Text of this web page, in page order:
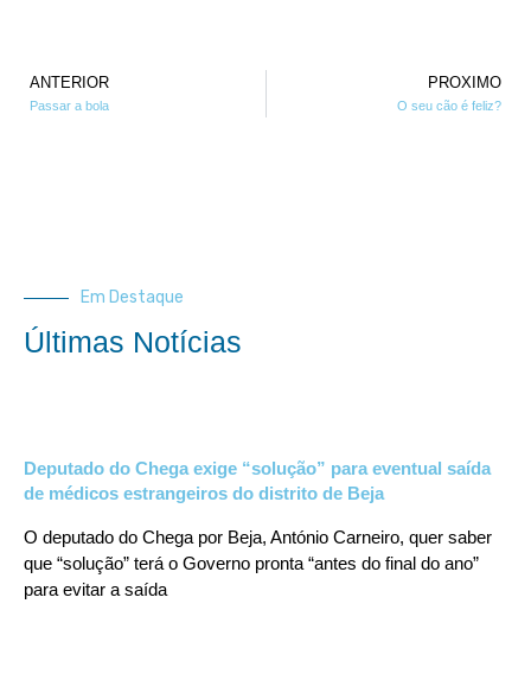
ANTERIOR
Passar a bola
PROXIMO
O seu cão é feliz?
Em Destaque
Últimas Notícias
Deputado do Chega exige “solução” para eventual saída
de médicos estrangeiros do distrito de Beja
O deputado do Chega por Beja, António Carneiro, quer saber
que “solução” terá o Governo pronta “antes do final do ano”
para evitar a saída